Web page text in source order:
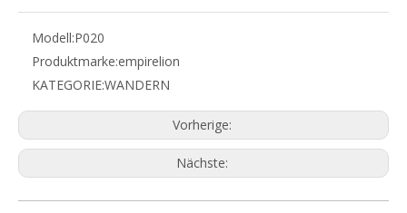
Modell:P020
Produktmarke:empirelion
KATEGORIE:WANDERN
Vorherige:
Nächste:
QBeschwerdepolitik